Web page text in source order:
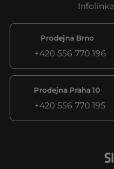
Infolinka
Prodejna Brno
+420 556 770 196
Prodejna Praha 10
+420 556 770 195